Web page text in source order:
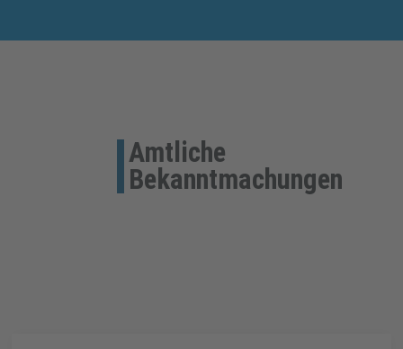
Amtliche
Bekanntmachungen